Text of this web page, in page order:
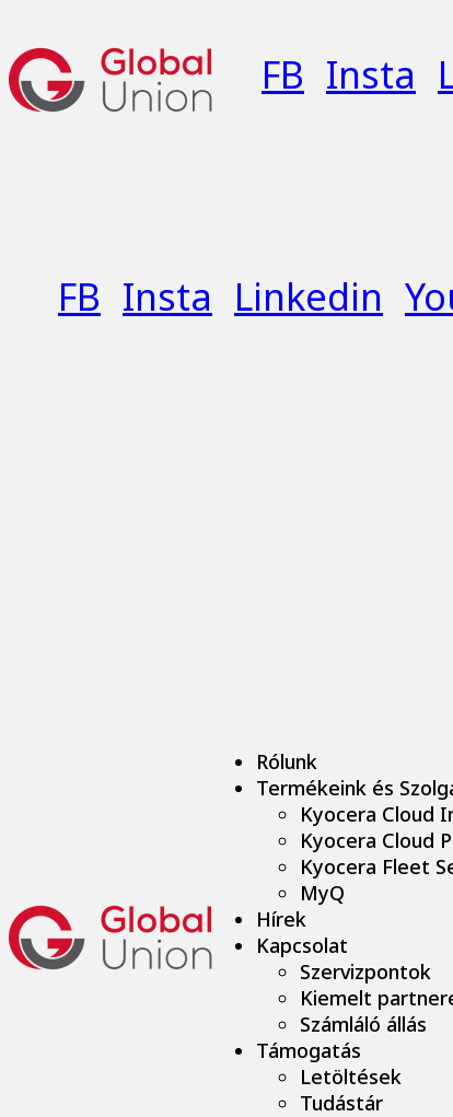
FB Insta
FB Insta Linkedin
Rólunk
Termékeink és
Kyocera Cloud
Kyocera Cloud
Kyocera Fleet
MyQ
Hírek
Kapcsolat
Szervizpontok
Kiemelt
Számláló állás
Támogatás
Letöltések
Tudástár